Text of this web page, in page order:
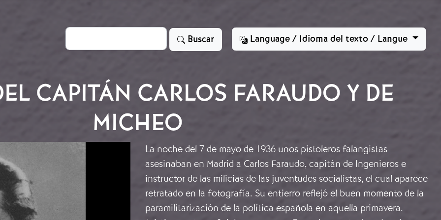
Search Buscar Language / Idioma del texto / Langue
CAPITÁN CARLOS FARAUDO Y DE
MICHEO
La noche del 7 de mayo de 1936 unos pistoleros falangistas
asesinaban en Madrid a Carlos Faraudo, capitán de Ingenieros e
instructor de las milicias de las juventudes socialistas, el cual aparece
retratado en la fotografía. Su entierro reflejó el buen momento de la
paramilitarización de la política española en aquella primavera.